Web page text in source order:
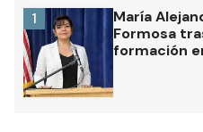
María
Formosa
formación
1